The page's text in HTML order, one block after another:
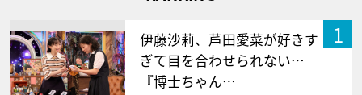
1
伊藤沙莉、芦田愛菜が好きす
ぎて目を合わせられない…
『博士ちゃん…